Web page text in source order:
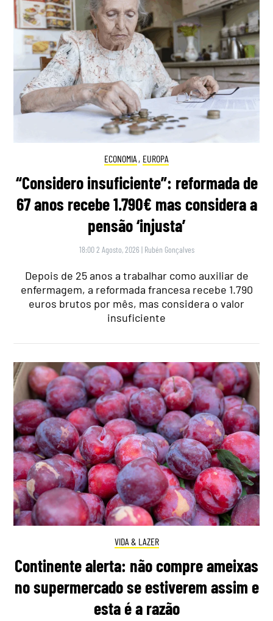
ECONOMIA , EUROPA
“Considero insuficiente”: reformada de
67 anos recebe 1.790€ mas considera a
pensão ‘injusta’
18:00 2 Agosto, 2026 | Rubén Gonçalves
Depois de 25 anos a trabalhar como auxiliar de
enfermagem, a reformada francesa recebe 1.790
euros brutos por mês, mas considera o valor
insuficiente
VIDA & LAZER
Continente alerta: não compre ameixas
no supermercado se estiverem assim e
esta é a razão